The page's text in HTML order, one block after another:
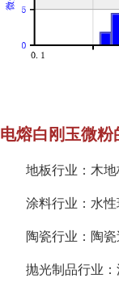
电熔白刚玉微粉
地板行业：木
涂料行业：水
陶瓷行业：陶
抛光制品行业